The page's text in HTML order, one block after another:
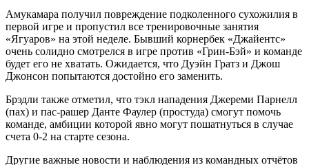
Амукамара получил повреждение подколенного сухожилия в
первой игре и пропустил все тренировочные занятия
«Ягуаров» на этой неделе. Бывший корнербек «Джайентс»
очень солидно смотрелся в игре против «Грин-Бэй» и команде
будет его не хватать. Ожидается, что Дуэйн Гратз и Джош
Джонсон попытаются достойно его заменить.
Брэдли также отметил, что тэкл нападения Джереми Парнелл
(пах) и пас-рашер Данте Фаулер (простуда) смогут помочь
команде, амбиции которой явно могут пошатнуться в случае
счета 0-2 на старте сезона.
Другие важные новости и наблюдения из командных отчётов